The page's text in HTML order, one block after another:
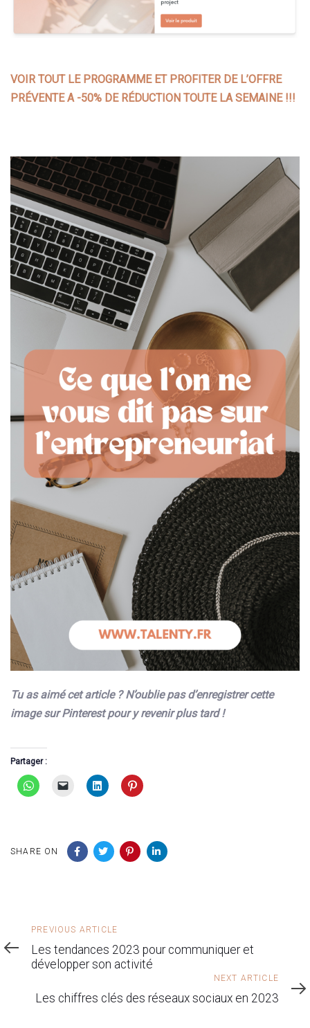
VOIR TOUT LE PROGRAMME ET PROFITER DE L’OFFRE
PRÉVENTE A -50% DE RÉDUCTION TOUTE LA SEMAINE !!!
Tu as aimé cet article ? N’oublie pas d’enregistrer cette
image sur Pinterest pour y revenir plus tard !
Partager :
SHARE ON
Previous
Article
PREVIOUS ARTICLE
Les tendances 2023 pour communiquer et
développer son activité
Article
NEXT ARTICLE
Les chiffres clés des réseaux sociaux en 2023